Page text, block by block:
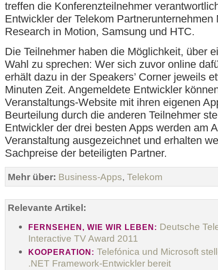
treffen die Konferenzteilnehmer
Entwickler der Telekom Partnerunternehmen
Research in Motion, Samsung und HTC.
Die Teilnehmer haben die Möglichkeit, über
Wahl zu sprechen: Wer sich zuvor online
erhält dazu in der Speakers’ Corner jeweils
Minuten Zeit. Angemeldete Entwickler
Veranstaltungs-Website mit ihren eigenen
Beurteilung durch die anderen Teilnehmer
Entwickler der drei besten Apps werden am
Veranstaltung ausgezeichnet und erhalten
Sachpreise der beteiligten Partner.
Mehr über: Business-Apps, Telekom
Relevante Artikel:
FERNSEHEN, WIE WIR LEBEN: Deutsche
Interactive TV Award 2011
KOOPERATION: Telefónica und Microsoft
.NET Framework-Entwickler bereit